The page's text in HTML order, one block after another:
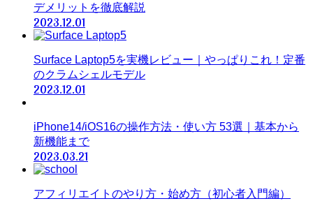
デメリットを徹底解説
2023.12.01
Surface Laptop5を実機レビュー｜やっぱりこれ！定番
のクラムシェルモデル
2023.12.01
iPhone14/iOS16の操作方法・使い方 53選｜基本から
新機能まで
2023.03.21
アフィリエイトのやり方・始め方（初心者入門編）